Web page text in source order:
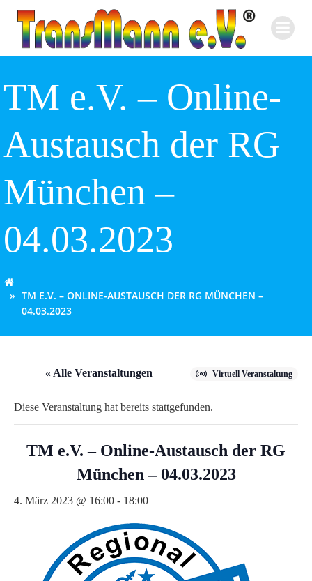
Inhalt
springen
TM e.V. – Online-
Austausch der RG
München –
04.03.2023
TM E.V. – ONLINE-AUSTAUSCH DER RG MÜNCHEN –
04.03.2023
« Alle Veranstaltungen Virtuell Veranstaltung
Diese Veranstaltung hat bereits stattgefunden.
TM e.V. – Online-Austausch der RG
München – 04.03.2023
4. März 2023 @ 16:00 - 18:00